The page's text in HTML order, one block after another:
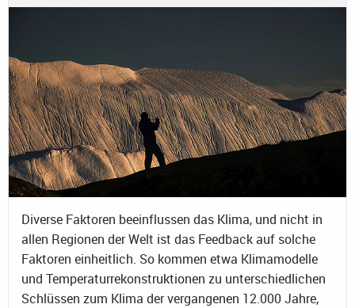
Diverse Faktoren beeinflussen das Klima, und nicht in
allen Regionen der Welt ist das Feedback auf solche
Faktoren einheitlich. So kommen etwa Klimamodelle
und Temperaturrekonstruktionen zu unterschiedlichen
Schlüssen zum Klima der vergangenen 12.000 Jahre,